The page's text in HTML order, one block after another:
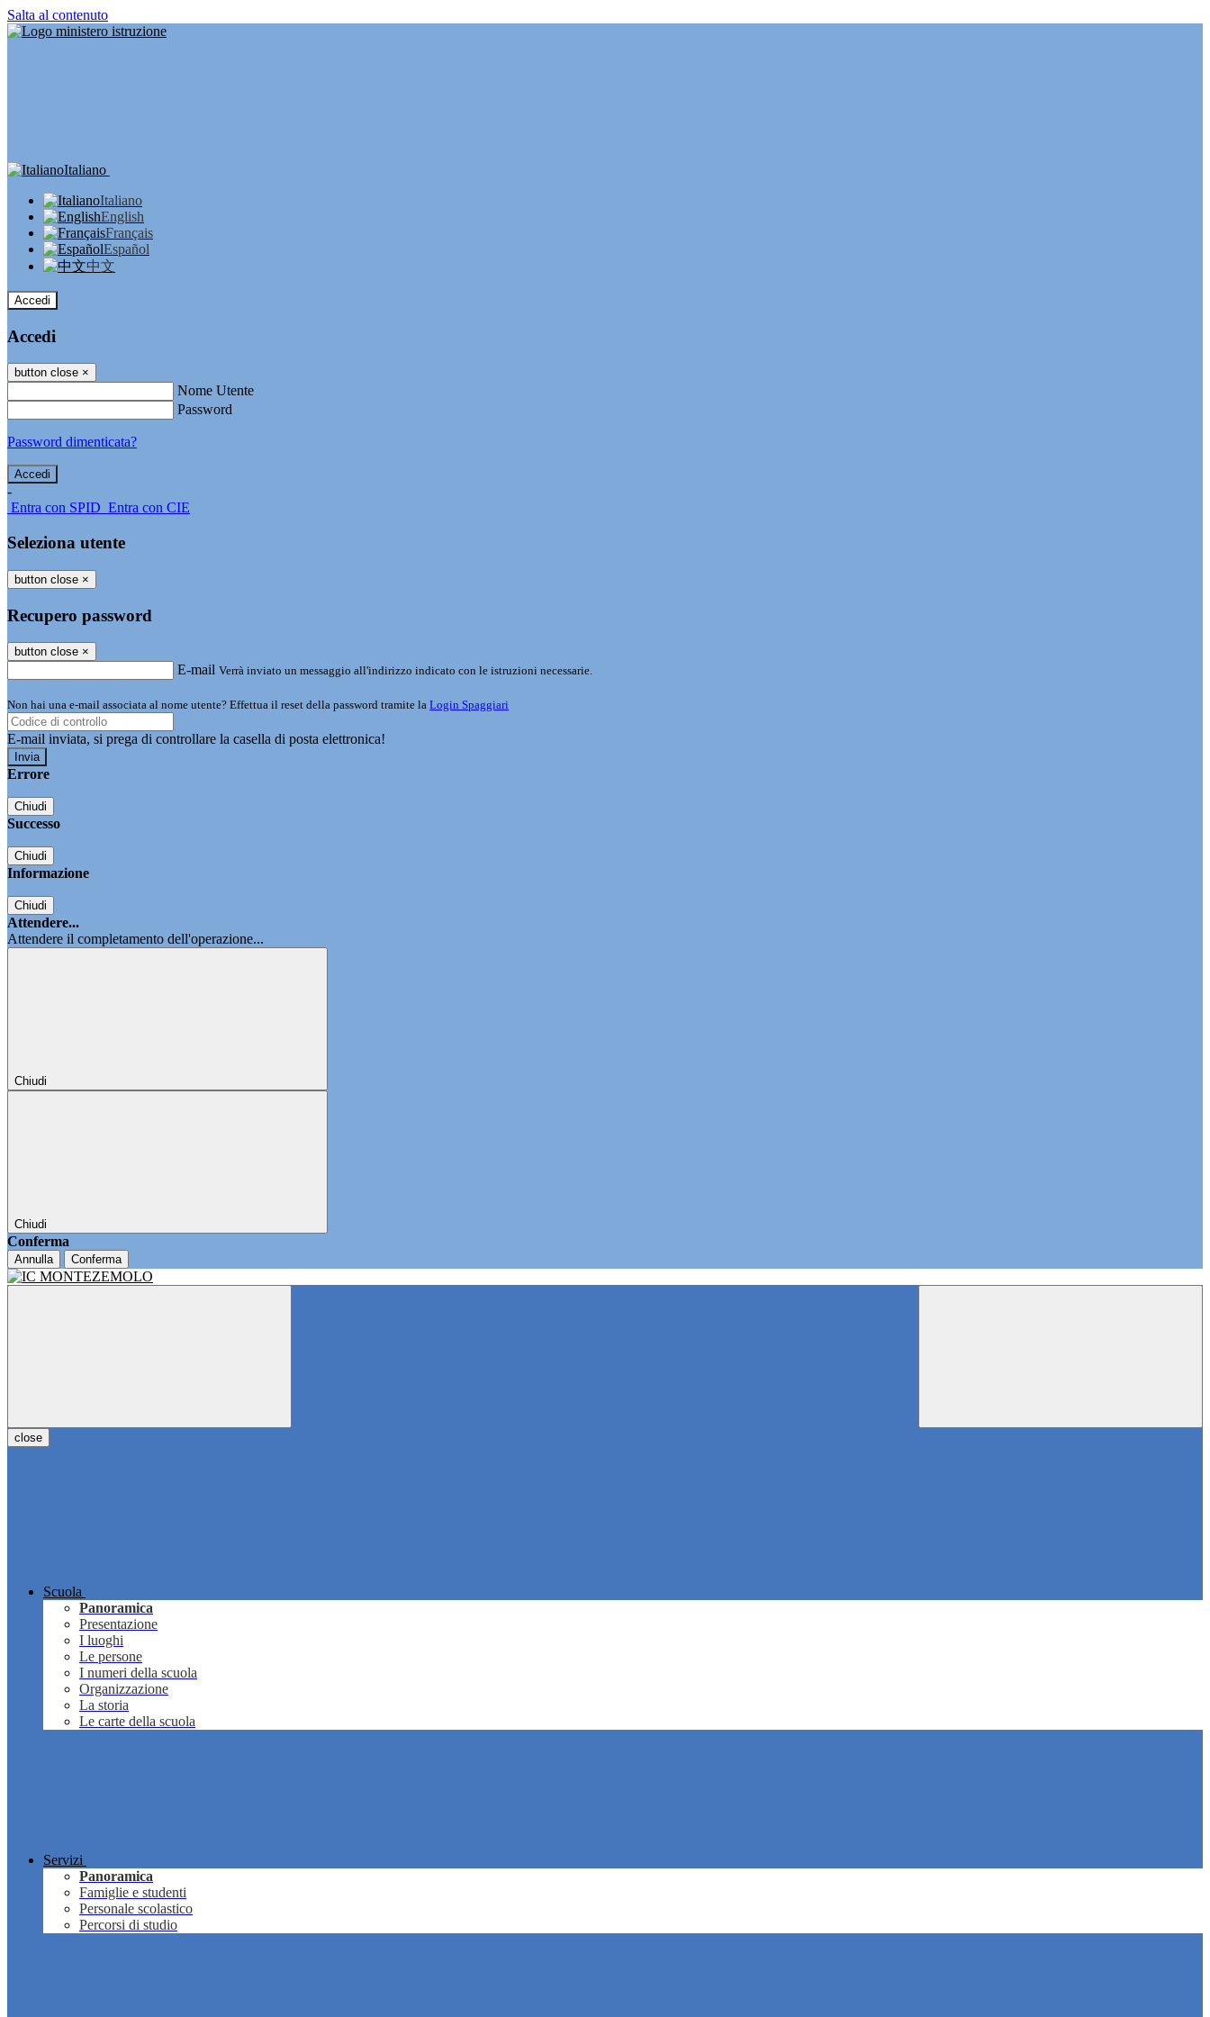
Salta al contenuto
Italiano
Italiano
English
Français
Español
中文
Accedi
Accedi
button close ×
Nome Utente
Password
Password dimenticata?
-
Entra con SPID Entra con CIE
Seleziona utente
button close ×
Recupero password
button close ×
E-mail Verrà inviato un messaggio all'indirizzo indicato con le istruzioni necessarie.
Non hai una e-mail associata al nome utente? Effettua il reset della password tramite la Login Spaggiari
E-mail inviata, si prega di controllare la casella di posta elettronica!
Errore
Chiudi
Successo
Chiudi
Informazione
Chiudi
Attendere...
Attendere il completamento dell'operazione...
Chiudi
Chiudi
Conferma
Annulla Conferma
close
Scuola
Panoramica
Presentazione
I luoghi
Le persone
I numeri della scuola
Organizzazione
La storia
Le carte della scuola
Servizi
Panoramica
Famiglie e studenti
Personale scolastico
Percorsi di studio